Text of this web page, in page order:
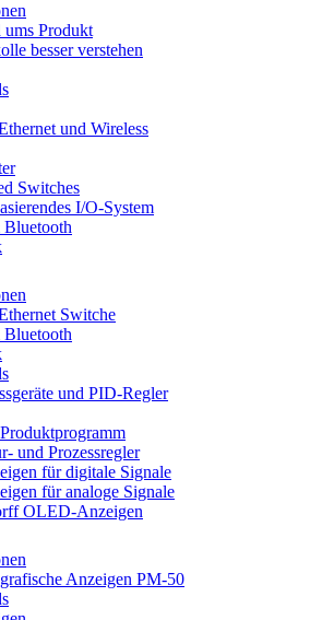
Produkt
besser verstehen
und Wireless
Switches
I/O-System
Switche
und PID-Regler
und Prozessregler
für digitale Signale
für analoge Signale
OLED-Anzeigen
Anzeigen PM-50